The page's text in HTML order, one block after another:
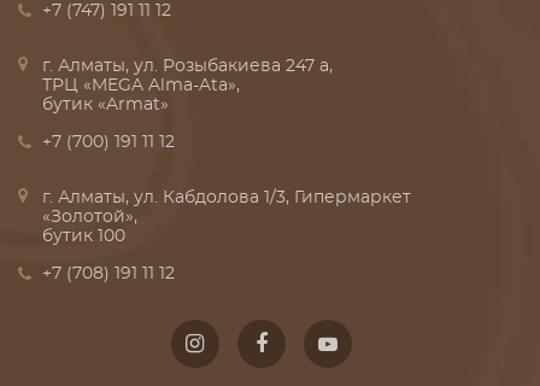
+7 (747) 191 11 12
г. Алматы, ул. Розыбакиева 247 а,
ТРЦ «MEGA Alma-Ata»,
бутик «Armat»
+7 (700) 191 11 12
г. Алматы, ул. Кабдолова 1/3, Гипермаркет
«Золотой»,
бутик 100
+7 (708) 191 11 12